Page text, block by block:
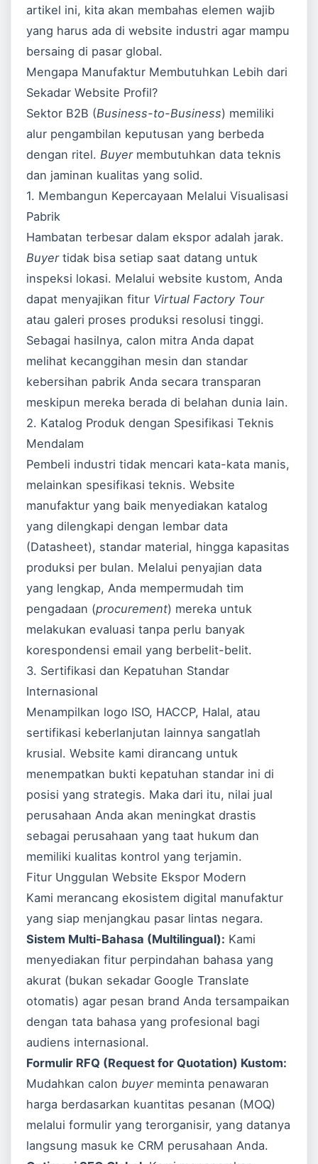
artikel ini, kita akan membahas elemen wajib
yang harus ada di website industri agar mampu
bersaing di pasar global.
Mengapa Manufaktur Membutuhkan Lebih dari
Sekadar Website Profil?
Sektor B2B (Business-to-Business) memiliki
alur pengambilan keputusan yang berbeda
dengan ritel.Buyermembutuhkan data teknis
dan jaminan kualitas yang solid.
1. Membangun Kepercayaan Melalui Visualisasi
Pabrik
Hambatan terbesar dalam ekspor adalah jarak.
Buyertidak bisa setiap saat datang untuk
inspeksi lokasi. Melalui website kustom, Anda
dapat menyajikan fitur Virtual Factory Tour
atau galeri proses produksi resolusi tinggi.
Sebagai hasilnya, calon mitra Anda dapat
melihat kecanggihan mesin dan standar
kebersihan pabrik Anda secara transparan
meskipun mereka berada di belahan dunia lain.
2. Katalog Produk dengan Spesifikasi Teknis
Mendalam
Pembeli industri tidak mencari kata-kata manis,
melainkan spesifikasi teknis. Website
manufaktur yang baik menyediakan katalog
yang dilengkapi dengan lembar data
(Datasheet), standar material, hingga kapasitas
produksi per bulan. Melalui penyajian data
yang lengkap, Anda mempermudah tim
pengadaan (procurement) mereka untuk
melakukan evaluasi tanpa perlu banyak
korespondensi email yang berbelit-belit.
3. Sertifikasi dan Kepatuhan Standar
Internasional
Menampilkan logo ISO, HACCP, Halal, atau
sertifikasi keberlanjutan lainnya sangatlah
krusial. Website kami dirancang untuk
menempatkan bukti kepatuhan standar ini di
posisi yang strategis. Maka dari itu, nilai jual
perusahaan Anda akan meningkat drastis
sebagai perusahaan yang taat hukum dan
memiliki kualitas kontrol yang terjamin.
Fitur Unggulan Website Ekspor Modern
Kami merancang ekosistem digital manufaktur
yang siap menjangkau pasar lintas negara.
Sistem Multi-Bahasa (Multilingual): Kami
menyediakan fitur perpindahan bahasa yang
akurat (bukan sekadar Google Translate
otomatis) agar pesan brand Anda tersampaikan
dengan tata bahasa yang profesional bagi
audiens internasional.
Formulir RFQ (Request for Quotation) Kustom:
Mudahkan calonbuyermeminta penawaran
harga berdasarkan kuantitas pesanan (MOQ)
melalui formulir yang terorganisir, yang datanya
langsung masuk ke CRM perusahaan Anda.